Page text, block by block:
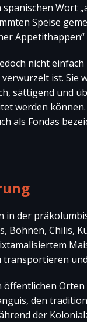
Wort
Speise
nicht
ist. Sie
sättigend und
werden
als Fondas
der
Bohnen, Chilis,
transportieren
den
der